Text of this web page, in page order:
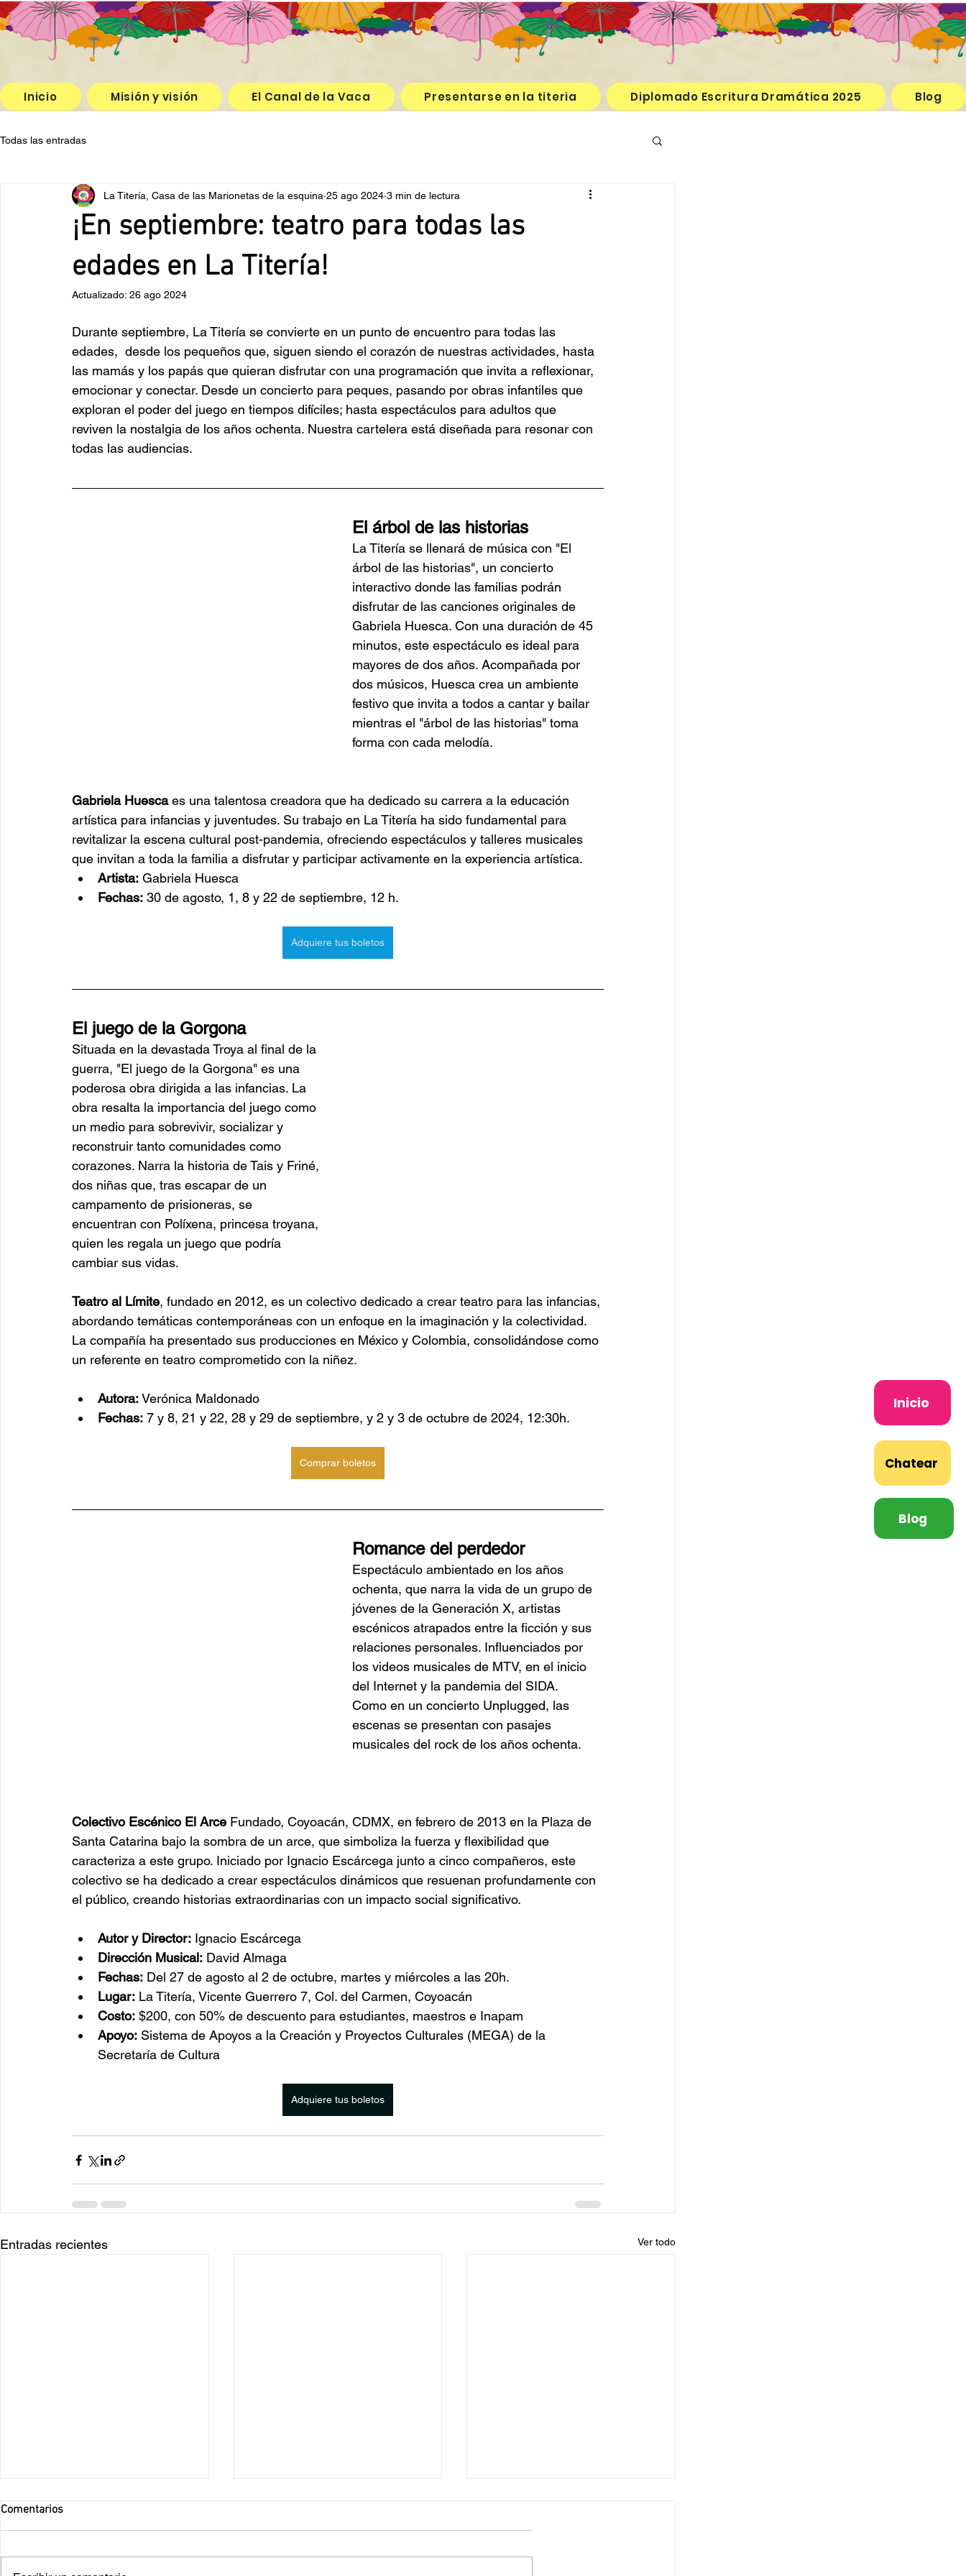
Inicio Misión y visión El Canal de la Vaca Presentarse en la titeria Diplomado Escritura Dramática 2025 Blog
Chatear
Blog
Inicio
Todas las entradas
¡En septiembre: teatro para todas las
edades en La Titería!
La Titería, Casa de las Marionetas de la esquina 25 ago 2024 3 min de lectura
Actualizado: 26 ago 2024
Durante septiembre, La Titería se convierte en un punto de encuentro para todas las
edades,  desde los pequeños que, siguen siendo el corazón de nuestras actividades, hasta
las mamás y los papás que quieran disfrutar con una programación que invita a reflexionar,
emocionar y conectar. Desde un concierto para peques, pasando por obras infantiles que
exploran el poder del juego en tiempos difíciles; hasta espectáculos para adultos que
reviven la nostalgia de los años ochenta. Nuestra cartelera está diseñada para resonar con
todas las audiencias.
El árbol de las historias
La Titería se llenará de música con "El
árbol de las historias", un concierto
interactivo donde las familias podrán
disfrutar de las canciones originales de
Gabriela Huesca. Con una duración de 45
minutos, este espectáculo es ideal para
mayores de dos años. Acompañada por
dos músicos, Huesca crea un ambiente
festivo que invita a todos a cantar y bailar
mientras el "árbol de las historias" toma
forma con cada melodía.
Gabriela Huesca es una talentosa creadora que ha dedicado su carrera a la educación
artística para infancias y juventudes. Su trabajo en La Titería ha sido fundamental para
revitalizar la escena cultural post-pandemia, ofreciendo espectáculos y talleres musicales
que invitan a toda la familia a disfrutar y participar activamente en la experiencia artística.
Artista: Gabriela Huesca
Fechas: 30 de agosto, 1, 8 y 22 de septiembre, 12 h.
Adquiere tus boletos
El juego de la Gorgona
Situada en la devastada Troya al final de la
guerra, "El juego de la Gorgona" es una
poderosa obra dirigida a las infancias. La
obra resalta la importancia del juego como
un medio para sobrevivir, socializar y
reconstruir tanto comunidades como
corazones. Narra la historia de Tais y Friné,
dos niñas que, tras escapar de un
campamento de prisioneras, se
encuentran con Políxena, princesa troyana,
quien les regala un juego que podría
cambiar sus vidas.
Teatro al Límite, fundado en 2012, es un colectivo dedicado a crear teatro para las infancias,
abordando temáticas contemporáneas con un enfoque en la imaginación y la colectividad.
La compañía ha presentado sus producciones en México y Colombia, consolidándose como
un referente en teatro comprometido con la niñez.
Autora: Verónica Maldonado
Fechas: 7 y 8, 21 y 22, 28 y 29 de septiembre, y 2 y 3 de octubre de 2024, 12:30h.
Comprar boletos
Romance del perdedor
Espectáculo ambientado en los años
ochenta, que narra la vida de un grupo de
jóvenes de la Generación X, artistas
escénicos atrapados entre la ficción y sus
relaciones personales. Influenciados por
los videos musicales de MTV, en el inicio
del Internet y la pandemia del SIDA.
Como en un concierto Unplugged, las
escenas se presentan con pasajes
musicales del rock de los años ochenta.
Colectivo Escénico El Arce Fundado, Coyoacán, CDMX, en febrero de 2013 en la Plaza de
Santa Catarina bajo la sombra de un arce, que simboliza la fuerza y flexibilidad que
caracteriza a este grupo. Iniciado por Ignacio Escárcega junto a cinco compañeros, este
colectivo se ha dedicado a crear espectáculos dinámicos que resuenan profundamente con
el público, creando historias extraordinarias con un impacto social significativo.
Autor y Director: Ignacio Escárcega
Dirección Musical: David Almaga
Fechas: Del 27 de agosto al 2 de octubre, martes y miércoles a las 20h.
Lugar: La Titería, Vicente Guerrero 7, Col. del Carmen, Coyoacán
Costo: $200, con 50% de descuento para estudiantes, maestros e Inapam
Apoyo: Sistema de Apoyos a la Creación y Proyectos Culturales (MEGA) de la
Secretaría de Cultura
Adquiere tus boletos
Entradas recientes Ver todo
Comentarios